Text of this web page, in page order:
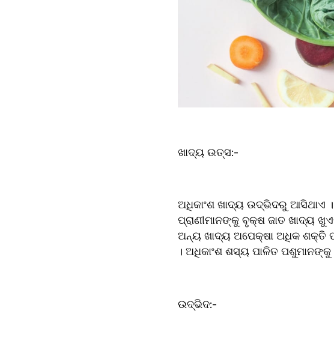
ଖାଦ୍ୟ ଉତ୍ସ:-
ଅଧିକାଂଶ ଖାଦ୍ୟ ଉଦ୍ଭିଦରୁ ଆସିଥାଏ
ପ୍ରାଣୀମାନଙ୍କୁ ବୃକ୍ଷ ଜାତ ଖାଦ୍ୟ
ଅନ୍ୟ ଖାଦ୍ୟ ଅପେକ୍ଷା ଅଧିକ ଶକ୍ତି ପ୍ରଦାନ
। ଅଧିକାଂଶ ଶସ୍ୟ ପାଳିତ
ଉଦ୍ଭିଦ:-